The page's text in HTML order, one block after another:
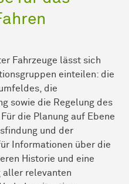
Fahrzeuge lässt sich
einteilen: die
die
sowie die Regelung des
die Planung auf Ebene
und der
Informationen über die
Historie und eine
aller relevanten